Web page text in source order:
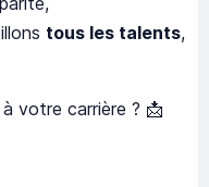
tous les talents,
votre carrière ? 📩